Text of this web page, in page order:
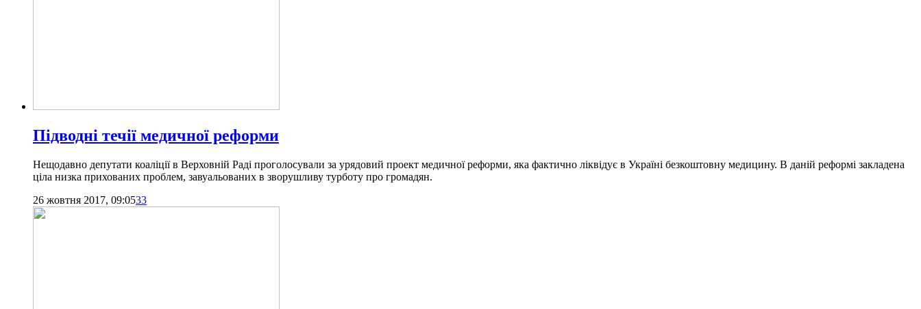
Підводні течії медичної реформи
Нещодавно депутати коаліції в Верховній Раді проголосували за урядовий проект медичної реформи, яка фактично ліквідує в Україні безкоштовну медицину. В даній реформі закладена
ціла низка прихованих проблем, завуальованих в зворушливу турботу про громадян.
26 жовтня 2017, 09:0533